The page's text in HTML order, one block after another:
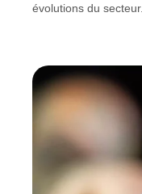
évolutions du secteur.